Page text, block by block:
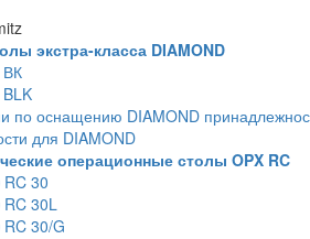
экстра-класса DIAMOND
ВК
по оснащению DIAMOND
для DIAMOND
операционные столы OPX RC
30
30L
30/G